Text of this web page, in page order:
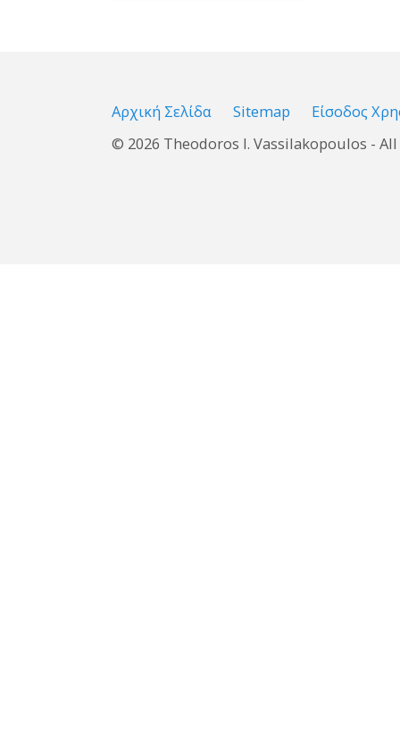
Αρχική Σελίδα Sitemap
Είσοδος
© 2026 Theodoros I. Vassilakopoulos -